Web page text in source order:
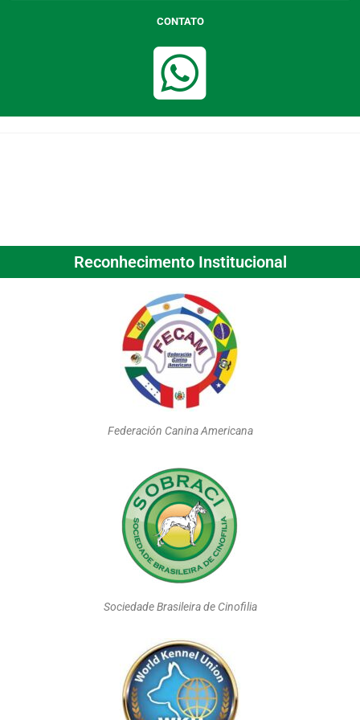
CONTATO
Reconhecimento Institucional
Federación Canina Americana
Sociedade Brasileira de Cinofilia